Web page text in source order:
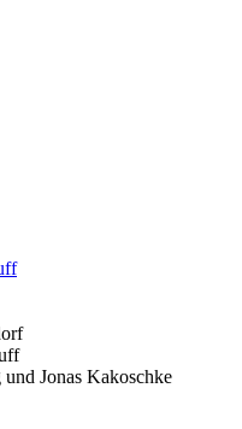
Jonas Kakoschke